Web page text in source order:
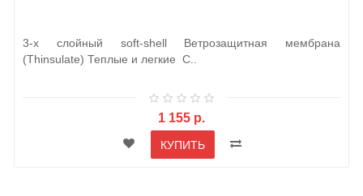
3-х слойный soft-shell Ветрозащитная мембрана
(Thinsulate) Теплые и легкие С..
1 155 р.
КУПИТЬ